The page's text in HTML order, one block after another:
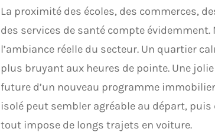
La proximité des écoles, des commerces,
des services de santé compte
l’ambiance réelle du secteur. Un quartier
plus bruyant aux heures de pointe. Une
future d’un nouveau programme
isolé peut sembler agréable au départ,
tout impose de longs trajets en voiture.